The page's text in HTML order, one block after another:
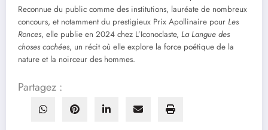
Reconnue du public comme des institutions, lauréate de nombreux
concours, et notamment du prestigieux Prix Apollinaire pour Les
Ronces, elle publie en 2024 chez L’Iconoclaste, La Langue des
choses cachées, un récit où elle explore la force poétique de la
nature et la noirceur des hommes.
Partagez :